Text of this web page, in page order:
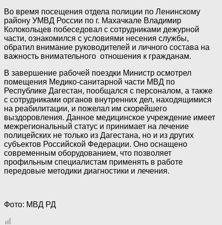
Во время посещения отдела полиции по Ленинскому
району УМВД России по г. Махачкале Владимир
Колокольцев побеседовал с сотрудниками дежурной
части, ознакомился с условиями несения службы,
обратил внимание руководителей и личного состава на
важность внимательного отношения к гражданам.
В завершение рабочей поездки Министр осмотрел
помещения Медико-санитарной части МВД по
Республике Дагестан, пообщался с персоналом, а также
с сотрудниками органов внутренних дел, находящимися
на реабилитации, и пожелал им скорейшего
выздоровления. Данное медицинское учреждение имеет
межрегиональный статус и принимает на лечение
полицейских не только из Дагестана, но и из других
субъектов Российской Федерации. Оно оснащено
современным оборудованием, что позволяет
профильным специалистам применять в работе
передовые методики диагностики и лечения.
Фото: МВД РД